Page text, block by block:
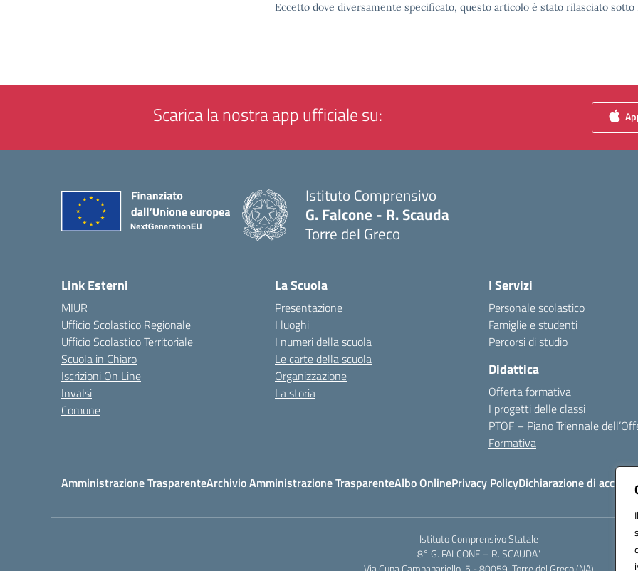
Eccetto dove diversamente specificato, questo articolo è stato rilasciato
Scarica la nostra app ufficiale su:
Istituto Comprensivo
G. Falcone - R. Scauda
Torre del Greco
Link Esterni
MIUR
Ufficio Scolastico Regionale
Ufficio Scolastico Territoriale
Scuola in Chiaro
Iscrizioni On Line
Invalsi
Comune
La Scuola
Presentazione
I luoghi
I numeri della scuola
Le carte della scuola
Organizzazione
La storia
I Servizi
Personale scolastico
Famiglie e studenti
Percorsi di studio
Didattica
Offerta formativa
I progetti delle classi
PTOF – Piano Triennale
Formativa
Amministrazione TrasparenteArchivio Amministrazione TrasparenteAlbo OnlinePrivacy PolicyDichiarazione di
Istituto Comprensivo Statale
8° G. FALCONE – R. SCAUDA"